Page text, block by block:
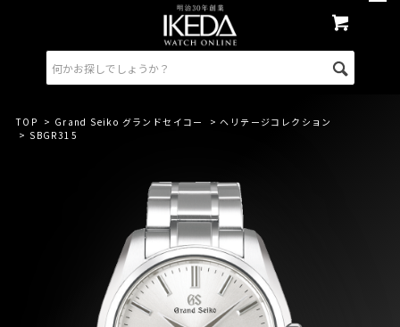
TOP > Grand Seiko グランドセイコー >ヘリテージコレクション
> SBGR315